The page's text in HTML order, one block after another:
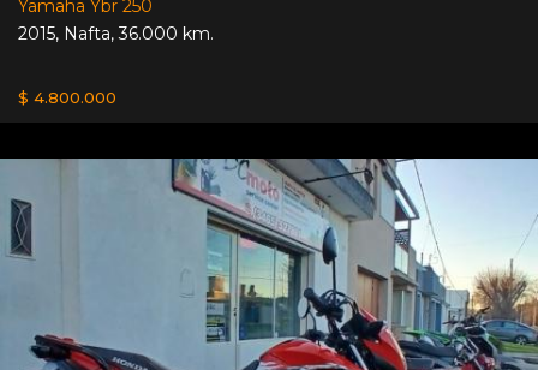
Yamaha Ybr 250
2015, Nafta,36.000 km.
$ 4.800.000